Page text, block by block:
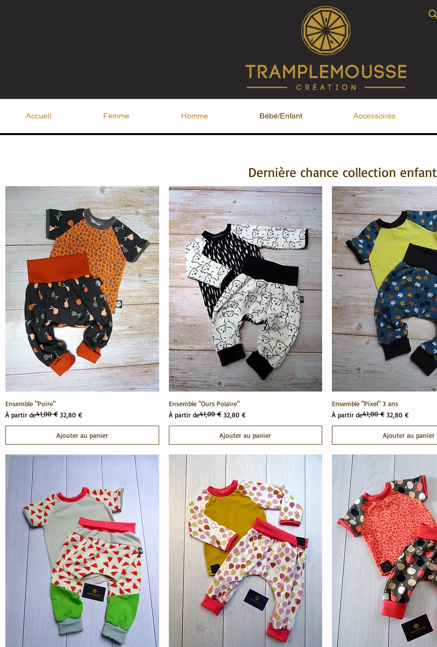
Dernière chance collection enfant
Ensemble "Poire"
À partir de
Prix original41,00 € 32,80 €
Prix promotionnel
Ajouter au panier
Ensemble "Ours Polaire"
À partir de
Prix original41,00 € 32,80 €
Prix promotionnel
Ajouter au panier
Ensemble "Pixel" 3 ans
À partir de
Prix original41,00 € 32,80 €
Prix promotionnel
Ajouter au panier
Accueil Femme Homme Bébé/Enfant Accessoires